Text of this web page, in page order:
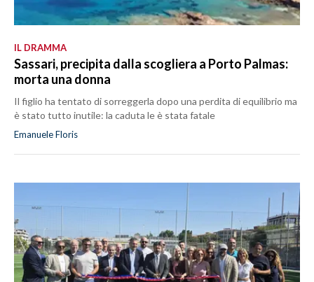
IL DRAMMA
Sassari, precipita dalla scogliera a Porto Palmas:
morta una donna
Il figlio ha tentato di sorreggerla dopo una perdita di equilibrio ma
è stato tutto inutile: la caduta le è stata fatale
Emanuele Floris